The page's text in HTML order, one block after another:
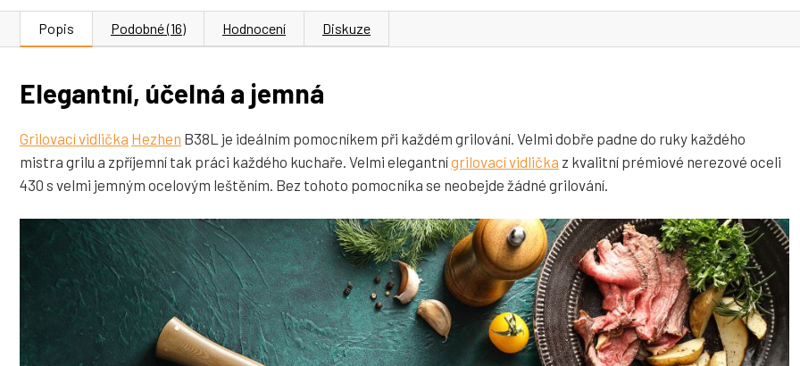
Popis Podobné (16) Hodnocení Diskuze
Elegantní, účelná a jemná
Grilovací vidlička Hezhen B38L je ideálním pomocníkem při každém grilování. Velmi dobře padne do ruky každého
mistra grilu a zpříjemní tak práci každého kuchaře. Velmi elegantnígrilovací vidlička z kvalitní prémiové nerezové oceli
430 s velmi jemným ocelovým leštěním. Bez tohoto pomocníka se neobejde žádné grilování.